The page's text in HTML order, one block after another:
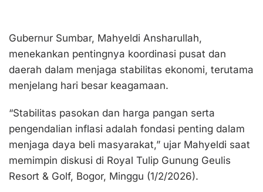
Gubernur Sumbar, Mahyeldi Ansharullah,
menekankan pentingnya koordinasi pusat dan
daerah dalam menjaga stabilitas ekonomi, terutama
menjelang hari besar keagamaan.
“Stabilitas pasokan dan harga pangan serta
pengendalian inflasi adalah fondasi penting dalam
menjaga daya beli masyarakat,” ujar Mahyeldi saat
memimpin diskusi di Royal Tulip Gunung Geulis
Resort & Golf, Bogor, Minggu (1/2/2026).